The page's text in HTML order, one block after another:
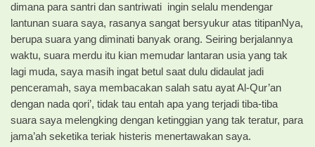
dimana para santri dan santriwati ingin selalu mendengar
lantunan suara saya, rasanya sangat bersyukur atas titipanNya,
berupa suara yang diminati banyak orang. Seiring berjalannya
waktu, suara merdu itu kian memudar lantaran usia yang tak
lagi muda, saya masih ingat betul saat dulu didaulat jadi
penceramah, saya membacakan salah satu ayat Al-Qur’an
dengan nada qori’, tidak tau entah apa yang terjadi tiba-tiba
suara saya melengking dengan ketinggian yang tak teratur, para
jama’ah seketika teriak histeris menertawakan saya.